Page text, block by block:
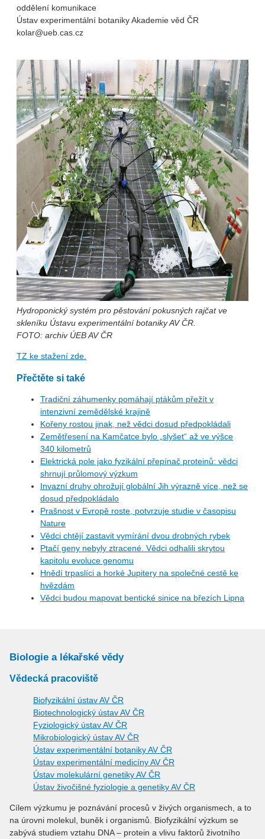
oddělení komunikace
Ústav experimentální botaniky Akademie věd ČR
kolar@ueb.cas.cz
Hydroponický systém pro pěstování pokusných rajčat ve
skleníku Ústavu experimentální botaniky AV ČR.
FOTO: archiv ÚEB AV ČR
TZ ke stažení zde.
Přečtěte si také
Tradiční záhumenky pomáhají ptákům přežít v
intenzivní zemědělské krajině
Kořeny rostou jinak, než vědci dosud předpokládali
Zemětřesení na Kamčatce bylo „slyšet“ až ve výšce
340 kilometrů
Elektrická pole jako fyzikální přepínač proteinů: vědci
shrnují průlomový výzkum
Invazní druhy ohrožují globální Jih výrazně více, než se
dosud předpokládalo
Prašnost v Evropě roste, potvrzuje studie v časopisu
Nature
Vědci chtějí zastavit vymírání dvou drobných rybek
Ptačí geny nebyly ztracené. Vědci odhalili skrytou
kapitolu evoluce genomu
Hnědí trpaslíci a horké Jupitery na společné cestě ke
hvězdám
Vědci budou mapovat bentické sinice na březích Lipna
Biologie a lékařské vědy
Vědecká pracoviště
Biofyzikální ústav AV ČR
Biotechnologický ústav AV ČR
Fyziologický ústav AV ČR
Mikrobiologický ústav AV ČR
Ústav experimentální botaniky AV ČR
Ústav experimentální medicíny AV ČR
Ústav molekulární genetiky AV ČR
Ústav živočišné fyziologie a genetiky AV ČR
Cílem výzkumu je poznávání procesů v živých organismech, a to
na úrovni molekul, buněk i organismů. Biofyzikální výzkum se
zabývá studiem vztahu DNA – protein a vlivu faktorů životního